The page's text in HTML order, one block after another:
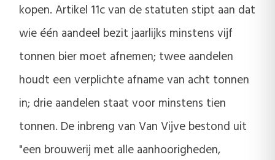
kopen. Artikel 11c van de statuten stipt aan dat
wie één aandeel bezit jaarlijks minstens vijf
tonnen bier moet afnemen; twee aandelen
houdt een verplichte afname van acht tonnen
in; drie aandelen staat voor minstens tien
tonnen. De inbreng van Van Vijve bestond uit
"een brouwerij met alle aanhoorigheden,